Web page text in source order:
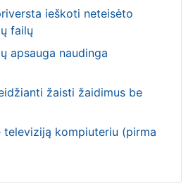
ieškoti neteisėto
failų
apsauga naudinga
žaisti žaidimus be
televiziją kompiuteriu (pirma